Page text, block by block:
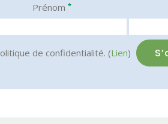
Prénom *
de confidentialité. (Lien)